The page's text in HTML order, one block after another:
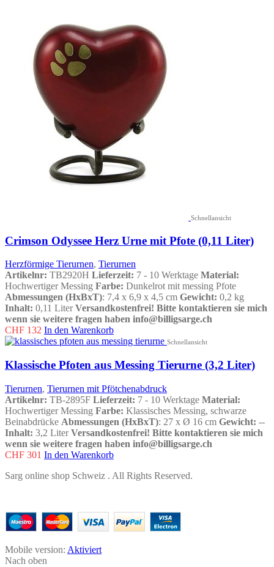
Schnellansicht
Crimson Odyssee Herz Urne mit Pfote (0,11 Liter)
Herzförmige Tierurnen, Tierurnen
Artikelnr: TB2920H Lieferzeit: 7 - 10 Werktage Material:
Hochwertiger Messing Farbe: Dunkelrot mit messing Pfote
Abmessungen (HxBxT): 7,4 x 6,9 x 4,5 cm Gewicht: 0,2 kg
Inhalt: 0,11 LiterVersandkostenfrei! Bitte kontaktieren sie mich
wenn sie weitere fragen haben info@billigsarge.ch
CHF 132 In den Warenkorb
Schnellansicht
Klassische Pfoten aus Messing Tierurne (3,2 Liter)
Tierurnen, Tierurnen mit Pfötchenabdruck
Artikelnr: TB-2895F Lieferzeit: 7 - 10 Werktage Material:
Hochwertiger Messing Farbe: Klassisches Messing, schwarze
Beinabdrücke Abmessungen (HxBxT): 27 x Ø 16 cm Gewicht: --
Inhalt: 3,2 LiterVersandkostenfrei! Bitte kontaktieren sie mich
wenn sie weitere fragen haben info@billigsarge.ch
CHF 301 In den Warenkorb
Sarg online shop Schweiz . All Rights Reserved.
Mobile version: Aktiviert
Nach oben